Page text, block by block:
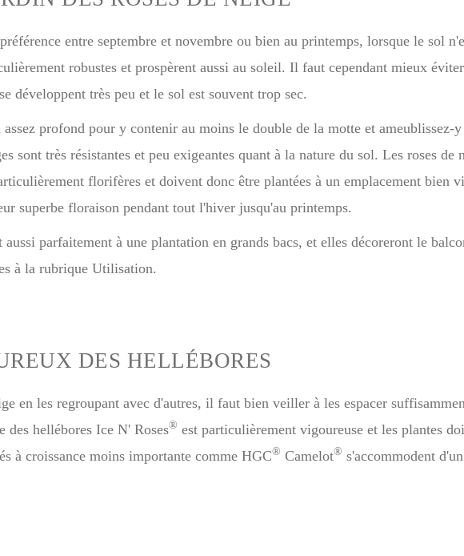
entre septembre et novembre ou bien au printemps, lorsque le sol
robustes et prospèrent aussi au soleil. Il faut cependant mieux
développent très peu et le sol est souvent trop sec.
profond pour y contenir au moins le double de la motte et ameublissez-
sont très résistantes et peu exigeantes quant à la nature du sol. Les roses de
florifères et doivent donc être plantées à un emplacement bien
superbe floraison pendant tout l'hiver jusqu'au printemps.
aussi parfaitement à une plantation en grands bacs, et elles décoreront le
à la rubrique Utilisation.
DES HELLÉBORES
en les regroupant avec d'autres, il faut bien veiller à les espacer
des hellébores Ice N' Roses® est particulièrement vigoureuse et les plantes
à croissance moins importante comme HGC® Camelot® s'accommodent